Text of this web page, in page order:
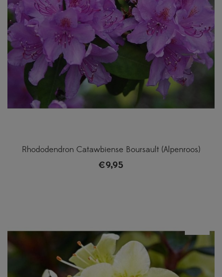
Rhododendron Catawbiense Boursault (Alpenroos)
€9,95